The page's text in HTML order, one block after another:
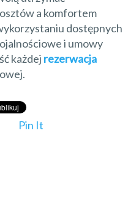
a komfortem
dostępnych
i umowy
każdej rezerwacja
Pin It